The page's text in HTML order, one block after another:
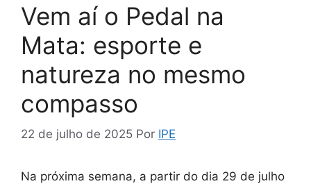
Vem aí o Pedal na
Mata: esporte e
natureza no mesmo
compasso
22 de julho de 2025 Por IPE
Na próxima semana, a partir do dia 29 de julho